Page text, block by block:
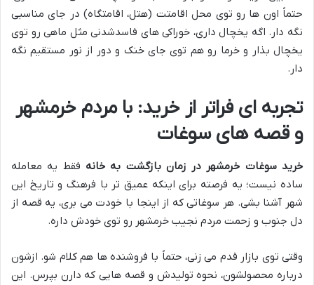
حتماً اون ها رو توی محل اقامتت (هتل، اقامتگاه) در جای مناسبی
نگه دار. اگه یخچال داری، خوراکی های فاسدشدنی مثل ماهی رو توی
یخچال بذار و خرما رو هم توی جای خنک و دور از نور مستقیم نگه
دار.
تجربه ای فراتر از خرید: با مردم خرمشهر
و قصه های سوغات
خرید سوغات خرمشهر در زمان بازگشت به خانه فقط یه معامله
ساده نیست؛ یه فرصته برای اینکه عمیق تر با فرهنگ و تاریخ این
شهر آشنا بشی. هر سوغاتی که از اینجا با خودت می بری، یه قصه از
دل جنوب و زحمت مردم نجیب خرمشهر رو توی خودش داره.
وقتی توی بازار قدم می زنی، حتماً با فروشنده ها هم کلام شو. ازشون
درباره محصولشون، نحوه تولیدش و قصه هایی که دارن بپرس. این